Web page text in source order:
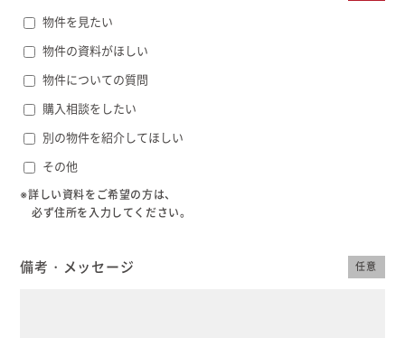
ニュース
資料請求
物件を見たい
物件の資料がほしい
物件についての質問
購入相談をしたい
別の物件を紹介してほしい
その他
※詳しい資料をご希望の方は、
必ず住所を入力してください。
備考・メッセージ 任意